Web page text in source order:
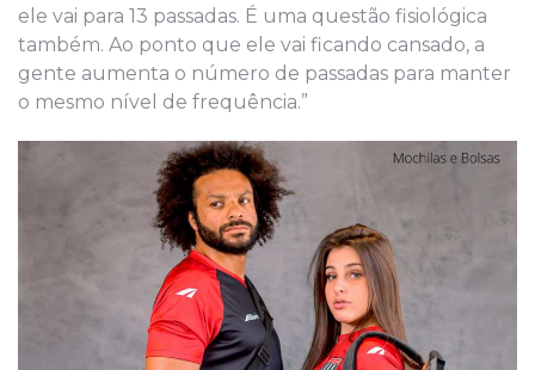
ele vai para 13 passadas. É uma questão fisiológica
também. Ao ponto que ele vai ficando cansado, a
gente aumenta o número de passadas para manter
o mesmo nível de frequência.”